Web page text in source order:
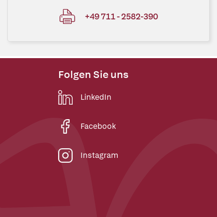
+49 711 - 2582-390
Folgen Sie uns
LinkedIn
Facebook
Instagram